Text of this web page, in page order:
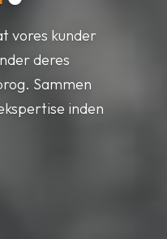
vores kunder
deres
Sammen
inden